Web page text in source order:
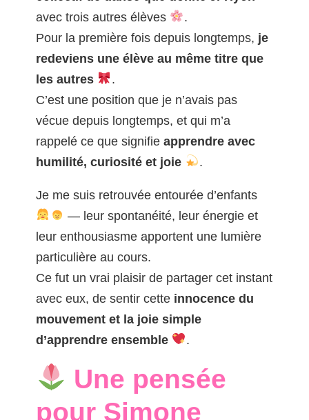
avec trois autres élèves
.
Pour la première fois depuis longtemps, je
redeviens une élève au même titre que
les autres
.
C’est une position que je n’avais pas
vécue depuis longtemps, et qui m’a
rappelé ce que signifie apprendre avec
humilité, curiosité et joie
.
Je me suis retrouvée entourée d’enfants
— leur spontanéité, leur énergie et
leur enthousiasme apportent une lumière
particulière au cours.
Ce fut un vrai plaisir de partager cet instant
avec eux, de sentir cette innocence du
mouvement et la joie simple
d’apprendre ensemble
.
Une pensée
pour Simone